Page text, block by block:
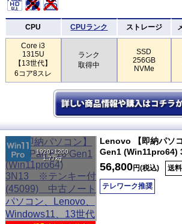
CPU CPUランク ストレージ
Core i3
1315U
【13世代】
6コア8スレ
ランク
取得中
SSD
256GB
NVMe
1920×1200
1.77kg
Lenovo 【即納パソ
Gen1
56,800円(税込) 送
テレワーク推奨